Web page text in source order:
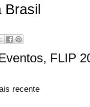
, FLIP
recente